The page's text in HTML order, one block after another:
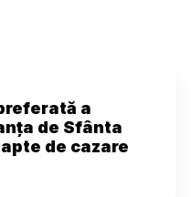
a
de Sfânta
de cazare